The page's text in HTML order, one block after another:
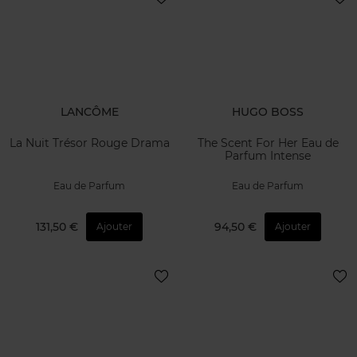
LANCÔME
La Nuit Trésor Rouge Drama
Eau de Parfum
131,50 € Ajouter
HUGO BOSS
The Scent For Her Eau de
Parfum Intense
Eau de Parfum
94,50 € Ajouter